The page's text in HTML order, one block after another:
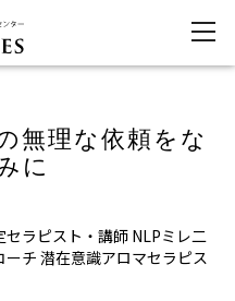
無理な依頼をな
に
ラピスト・講師 NLPミレ二
チ 潜在意識アロマセラピス